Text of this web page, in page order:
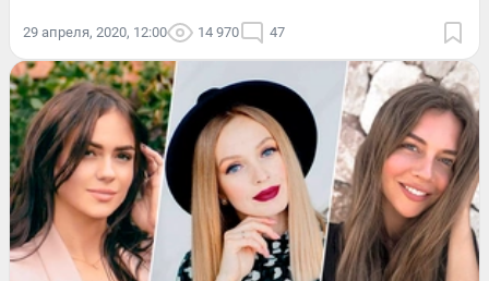
29 апреля, 2020, 12:00 14 970 47